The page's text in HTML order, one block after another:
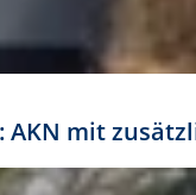
AKN mit